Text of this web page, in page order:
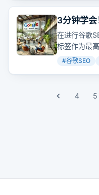
呢？
3分钟学
擎最爱，
易）
在进行谷歌
标签作为最
著。正确使
H1标签、缺
过长或过短
#谷歌SEO
4 5